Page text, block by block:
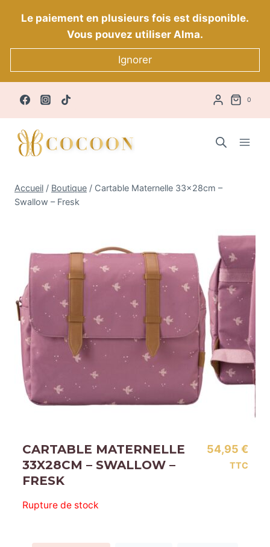
Le paiement en plusieurs fois est disponible.
Vous pouvez utiliser Alma.
Ignorer
0
Accueil / Boutique / Cartable Maternelle 33x28cm –
Swallow – Fresk
CARTABLE MATERNELLE
33X28CM – SWALLOW –
FRESK
54,95 €
TTC
Rupture de stock